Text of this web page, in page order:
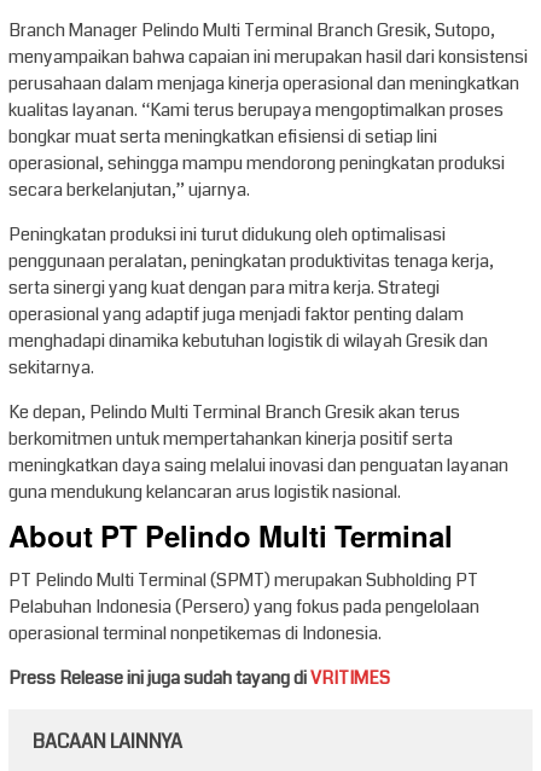
Branch Manager Pelindo Multi Terminal Branch Gresik, Sutopo,
menyampaikan bahwa capaian ini merupakan hasil dari konsistensi
perusahaan dalam menjaga kinerja operasional dan meningkatkan
kualitas layanan. “Kami terus berupaya mengoptimalkan proses
bongkar muat serta meningkatkan efisiensi di setiap lini
operasional, sehingga mampu mendorong peningkatan produksi
secara berkelanjutan,” ujarnya.
Peningkatan produksi ini turut didukung oleh optimalisasi
penggunaan peralatan, peningkatan produktivitas tenaga kerja,
serta sinergi yang kuat dengan para mitra kerja. Strategi
operasional yang adaptif juga menjadi faktor penting dalam
menghadapi dinamika kebutuhan logistik di wilayah Gresik dan
sekitarnya.
Ke depan, Pelindo Multi Terminal Branch Gresik akan terus
berkomitmen untuk mempertahankan kinerja positif serta
meningkatkan daya saing melalui inovasi dan penguatan layanan
guna mendukung kelancaran arus logistik nasional.
About PT Pelindo Multi Terminal
PT Pelindo Multi Terminal (SPMT) merupakan Subholding PT
Pelabuhan Indonesia (Persero) yang fokus pada pengelolaan
operasional terminal nonpetikemas di Indonesia.
Press Release ini juga sudah tayang diVRITIMES
BACAAN LAINNYA